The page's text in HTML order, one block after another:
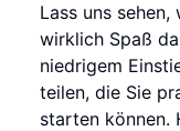
Lass uns
wirklich Spaß
niedrigem
teilen, die Sie
starten können.